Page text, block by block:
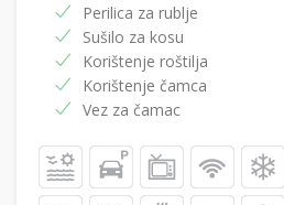
Perilica za rublje
Sušilo za kosu
Korištenje roštilja
Korištenje čamca
Vez za čamac